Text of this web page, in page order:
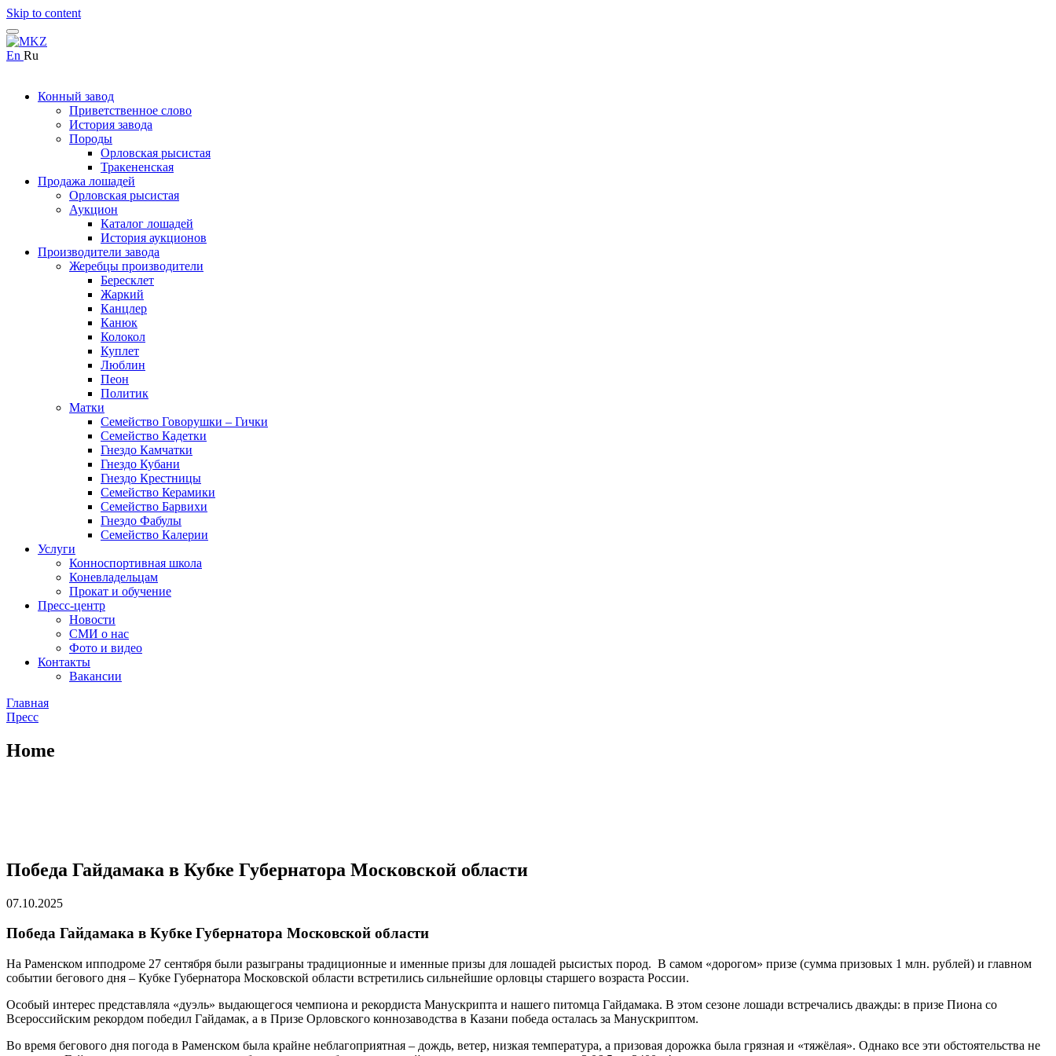
Skip to content
En Ru
Конный завод
Приветственное слово
История завода
Породы
Орловская рысистая
Тракененская
Продажа лошадей
Орловская рысистая
Аукцион
Каталог лошадей
История аукционов
Производители завода
Жеребцы производители
Бересклет
Жаркий
Канцлер
Канюк
Колокол
Куплет
Люблин
Пеон
Политик
Матки
Семейство Говорушки – Гички
Семейство Кадетки
Гнездо Камчатки
Гнездо Кубани
Гнездо Крестницы
Семейство Керамики
Семейство Барвихи
Гнездо Фабулы
Семейство Калерии
Услуги
Конноспортивная школа
Коневладельцам
Прокат и обучение
Пресс-центр
Новости
СМИ о нас
Фото и видео
Контакты
Вакансии
Главная
Пресс
Home
Победа Гайдамака в Кубке Губернатора Московской области
07.10.2025
Победа Гайдамака в Кубке Губернатора Московской области
На Раменском ипподроме 27 сентября были разыграны традиционные и именные призы для лошадей рысистых пород. В самом «дорогом» призе (сумма призовых 1 млн. рублей) и главном
событии бегового дня – Кубке Губернатора Московской области встретились сильнейшие орловцы старшего возраста России.
Особый интерес представляла «дуэль» выдающегося чемпиона и рекордиста Манускрипта и нашего питомца Гайдамака. В этом сезоне лошади встречались дважды: в призе Пиона со
Всероссийским рекордом победил Гайдамак, а в Призе Орловского коннозаводства в Казани победа осталась за Манускриптом.
Во время бегового дня погода в Раменском была крайне неблагоприятная – дождь, ветер, низкая температура, а призовая дорожка была грязная и «тяжёлая». Однако все эти обстоятельства не